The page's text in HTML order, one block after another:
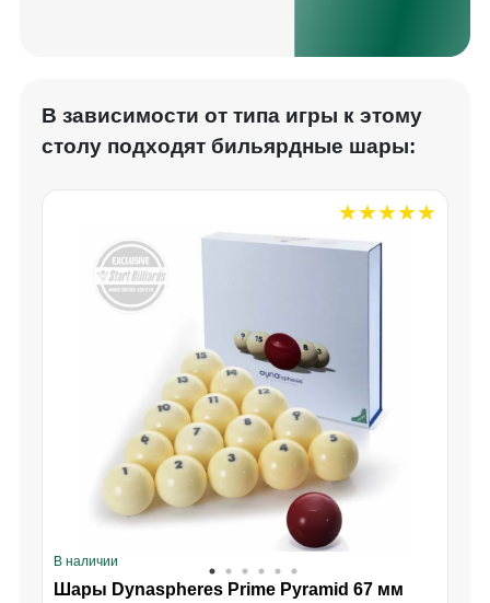
В зависимости от типа игры к этому
столу подходят бильярдные шары:
В наличии
Шары Dynaspheres Prime Pyramid 67 мм